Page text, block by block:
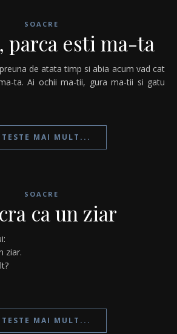
SOACRE
parca esti ma-ta
ta. Ai ochii ma-tii, gura ma-tii si gatu
MAI MULT...
SOACRE
ca un ziar
ziar.
MAI MULT...